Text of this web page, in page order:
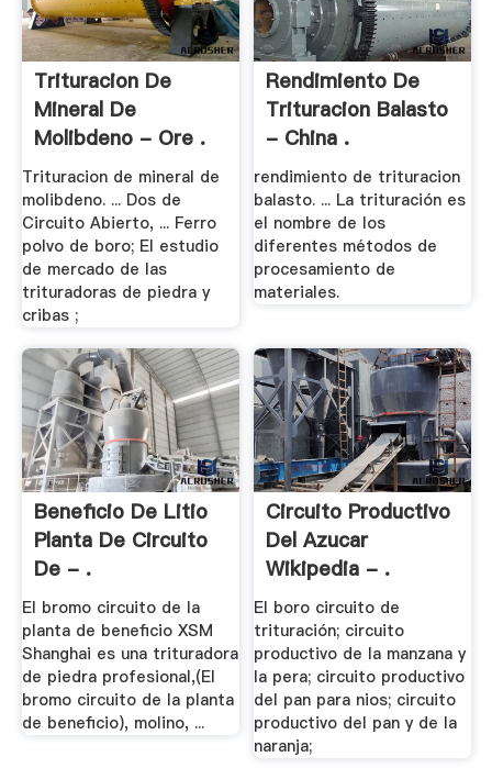
Trituracion De
Mineral De
Molibdeno - Ore .
Trituracion de mineral de
molibdeno. ... Dos de
Circuito Abierto, ... Ferro
polvo de boro; El estudio
de mercado de las
trituradoras de piedra y
cribas ;
Rendimiento De
Trituracion Balasto
- China .
rendimiento de trituracion
balasto. ... La trituración es
el nombre de los
diferentes métodos de
procesamiento de
materiales.
Beneficio De Litio
Planta De Circuito
De - .
El bromo circuito de la
planta de beneficio XSM
Shanghai es una trituradora
de piedra profesional,(El
bromo circuito de la planta
de beneficio), molino, ...
Circuito Productivo
Del Azucar
Wikipedia - .
El boro circuito de
trituración; circuito
productivo de la manzana y
la pera; circuito productivo
del pan para nios; circuito
productivo del pan y de la
naranja;